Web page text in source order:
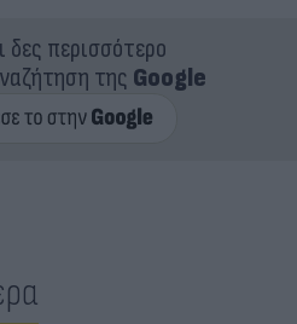
δες περισσότερο
της Google